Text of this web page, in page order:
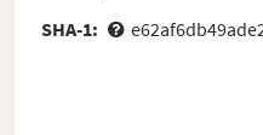
SHA-1: